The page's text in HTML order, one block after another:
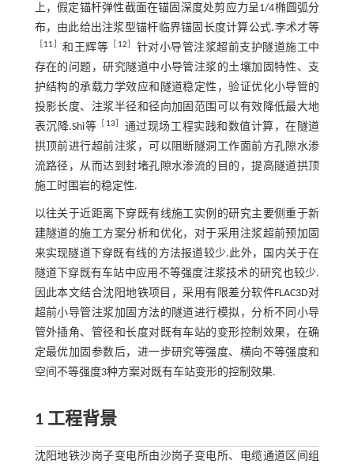
上，假定锚杆弹性截面在锚固深度处剪应力呈1/4椭圆弧分
布，由此给出注浆型锚杆临界锚固长度计算公式.李术才等
11 ］和王辉等 12
针对小导管注浆超前支护隧道施工中
存在的问题，研究隧道中小导管注浆的土壤加固特性、支
护结构的承载力学效应和隧道稳定性，验证优化小导管的
投影长度、注浆半径和径向加固范围可以有效降低最大地
表沉降.Shi等
13
通过现场工程实践和数值计算，在隧道
拱顶前进行超前注浆，可以阻断隧洞工作面前方孔隙水渗
流路径，从而达到封堵孔隙水渗流的目的，提高隧道拱顶
施工时围岩的稳定性.
以往关于近距离下穿既有线施工实例的研究主要侧重于新
建隧道的施工方案分析和优化，对于采用注浆超前预加固
来实现隧道下穿既有线的方法报道较少.此外，国内关于在
隧道下穿既有车站中应用不等强度注浆技术的研究也较少.
因此本文结合沈阳地铁项目，采用有限差分软件FLAC3D对
超前小导管注浆加固方法的隧道进行模拟，分析不同小导
管外插角、管径和长度对既有车站的变形控制效果，在确
定最优加固参数后，进一步研究等强度、横向不等强度和
空间不等强度3种方案对既有车站变形的控制效果.
1 工程背景
沈阳地铁沙岗子变电所由沙岗子变电所、电缆通道区间组